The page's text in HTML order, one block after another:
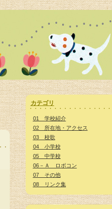
カテゴリ
01 学校紹介
02 所在地・アクセス
03 校歌
04 小学校
05 中学校
06－Ａ ロボコン
07 その他
08 リンク集